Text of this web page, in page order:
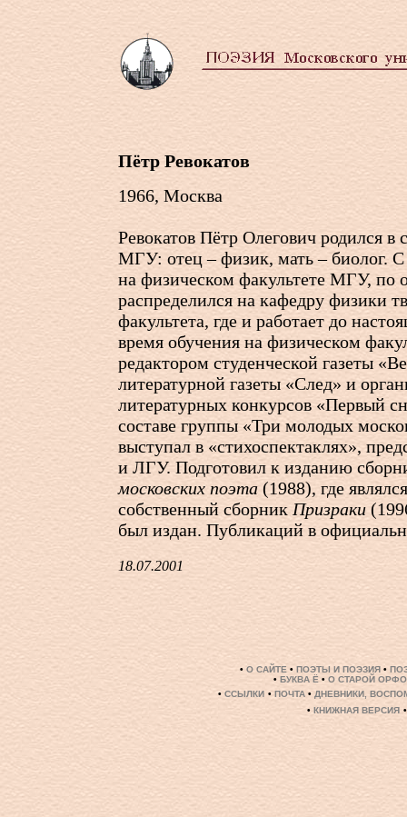
Пётр Ревокатов
1966, Москва
Ревокатов Пётр Олегович родился в
МГУ: отец – физик, мать – биолог. С
на физическом факультете МГУ, по
распределился на кафедру физики
факультета, где и работает до
время обучения на физическом
редактором студенческой газеты
литературной газеты «След» и
литературных конкурсов «Первый
составе группы «Три молодых
выступал в «стихоспектаклях»,
и ЛГУ. Подготовил к изданию
московских поэта (1988), где
собственный сборник Призраки
был издан. Публикаций в
18.07.2001